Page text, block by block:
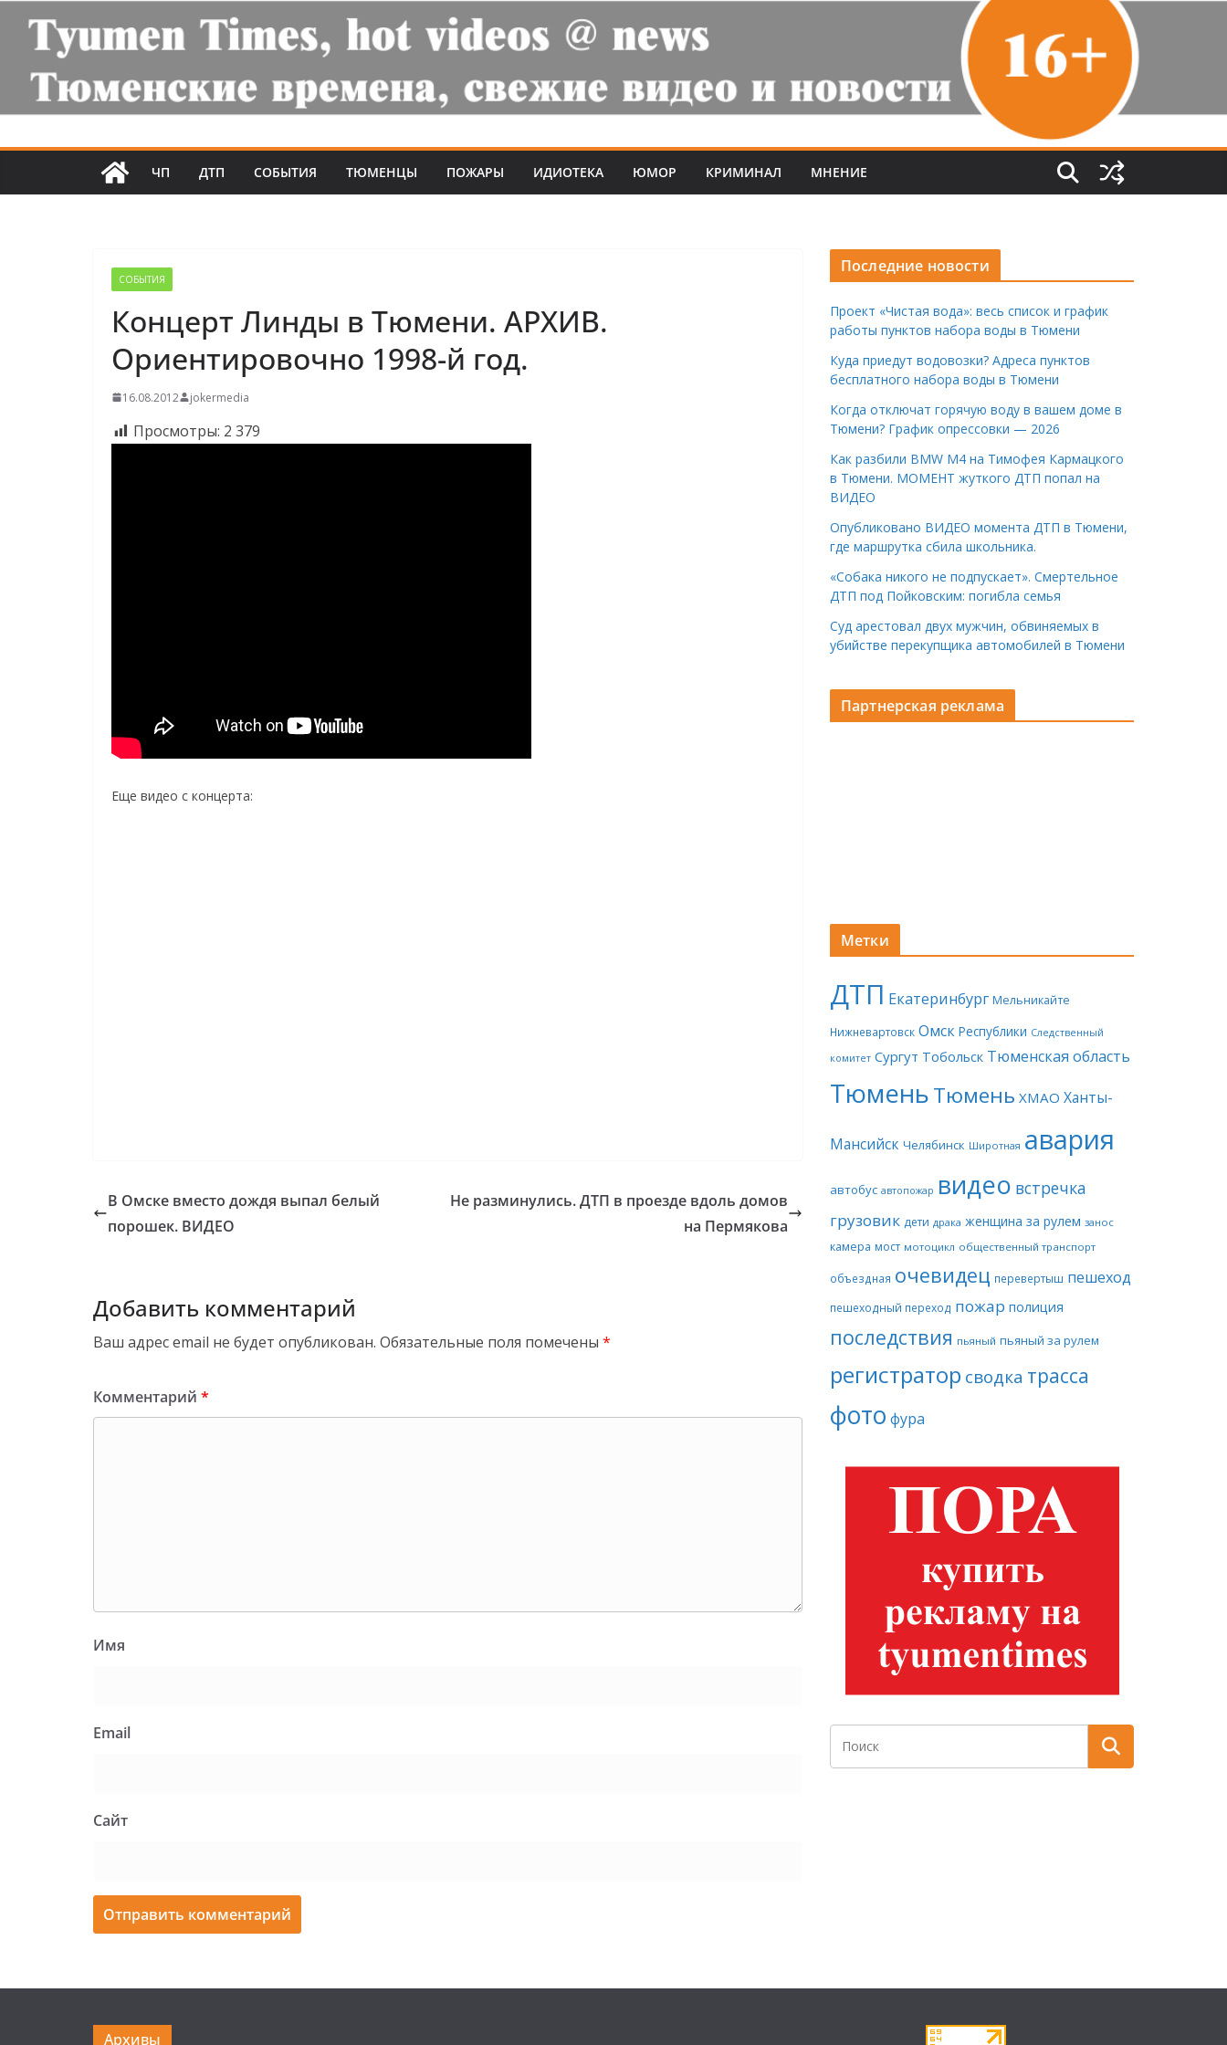
ЧП ДТП СОБЫТИЯ ТЮМЕНЦЫ ПОЖАРЫ ИДИОТЕКА ЮМОР КРИМИНАЛ МНЕНИЕ
СОБЫТИЯ
Концерт Линды в Тюмени. АРХИВ.
Ориентировочно 1998-й год.
16.08.2012 jokermedia
Просмотры: 2 379
Еще видео с концерта:
В Омске вместо дождя выпал белый
порошек. ВИДЕО
Не разминулись. ДТП в проезде вдоль домов
на Пермякова
Добавить комментарий
Ваш адрес email не будет опубликован. Обязательные поля помечены *
Комментарий *
Имя
Email
Сайт
Последние новости
Проект «Чистая вода»: весь список и график
работы пунктов набора воды в Тюмени
Куда приедут водовозки? Адреса пунктов
бесплатного набора воды в Тюмени
Когда отключат горячую воду в вашем доме в
Тюмени? График опрессовки — 2026
Как разбили BMW M4 на Тимофея Кармацкого
в Тюмени. МОМЕНТ жуткого ДТП попал на
ВИДЕО
Опубликовано ВИДЕО момента ДТП в Тюмени,
где маршрутка сбила школьника.
«Собака никого не подпускает». Смертельное
ДТП под Пойковским: погибла семья
Суд арестовал двух мужчин, обвиняемых в
убийстве перекупщика автомобилей в Тюмени
Партнерская реклама
Метки
ДТП Екатеринбург Мельникайте
Нижневартовск Омск Республики Следственный
комитет Сургут Тобольск Тюменская область
ТюменьТюмень ХМАО Ханты-
Мансийск Челябинск Широтная авария
автобус автопожар видео встречка
грузовик дети драка женщина за рулем занос
камера мост мотоцикл общественный транспорт
объездная очевидец перевертыш пешеход
пешеходный переход пожар полиция
последствия пьяный пьяный за рулем
регистратор сводка трасса
фото фура
Архивы